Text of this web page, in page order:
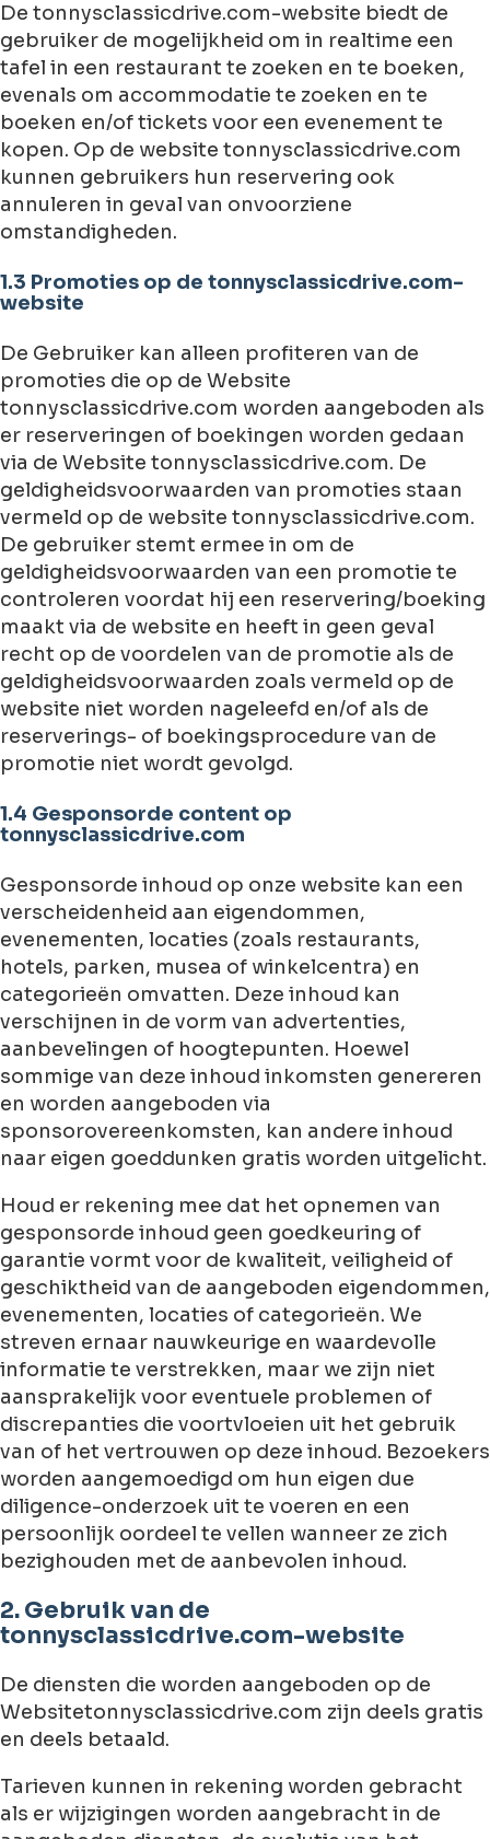
De tonnysclassicdrive.com-website biedt de
gebruiker de mogelijkheid om in realtime een
tafel in een restaurant te zoeken en te boeken,
evenals om accommodatie te zoeken en te
boeken en/of tickets voor een evenement te
kopen. Op de website tonnysclassicdrive.com
kunnen gebruikers hun reservering ook
annuleren in geval van onvoorziene
omstandigheden.
1.3 Promoties op de tonnysclassicdrive.com-
website
De Gebruiker kan alleen profiteren van de
promoties die op de Website
tonnysclassicdrive.com worden aangeboden als
er reserveringen of boekingen worden gedaan
via de Website tonnysclassicdrive.com. De
geldigheidsvoorwaarden van promoties staan ​​
vermeld op de website tonnysclassicdrive.com.
De gebruiker stemt ermee in om de
geldigheidsvoorwaarden van een promotie te
controleren voordat hij een reservering/boeking
maakt via de website en heeft in geen geval
recht op de voordelen van de promotie als de
geldigheidsvoorwaarden zoals vermeld op de
website niet worden nageleefd en/of als de
reserverings- of boekingsprocedure van de
promotie niet wordt gevolgd.
1.4 Gesponsorde content op
tonnysclassicdrive.com
Gesponsorde inhoud op onze website kan een
verscheidenheid aan eigendommen,
evenementen, locaties (zoals restaurants,
hotels, parken, musea of ​​winkelcentra) en
categorieën omvatten. Deze inhoud kan
verschijnen in de vorm van advertenties,
aanbevelingen of hoogtepunten. Hoewel
sommige van deze inhoud inkomsten genereren
en worden aangeboden via
sponsorovereenkomsten, kan andere inhoud
naar eigen goeddunken gratis worden uitgelicht.
Houd er rekening mee dat het opnemen van
gesponsorde inhoud geen goedkeuring of
garantie vormt voor de kwaliteit, veiligheid of
geschiktheid van de aangeboden eigendommen,
evenementen, locaties of categorieën. We
streven ernaar nauwkeurige en waardevolle
informatie te verstrekken, maar we zijn niet
aansprakelijk voor eventuele problemen of
discrepanties die voortvloeien uit het gebruik
van of het vertrouwen op deze inhoud. Bezoekers
worden aangemoedigd om hun eigen due
diligence-onderzoek uit te voeren en een
persoonlijk oordeel te vellen wanneer ze zich
bezighouden met de aanbevolen inhoud.
2. Gebruik van de
tonnysclassicdrive.com-website
De diensten die worden aangeboden op de
Websitetonnysclassicdrive.com zijn deels gratis
en deels betaald.
Tarieven kunnen in rekening worden gebracht
als er wijzigingen worden aangebracht in de